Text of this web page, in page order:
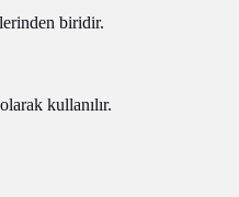
biridir.
kullanılır.